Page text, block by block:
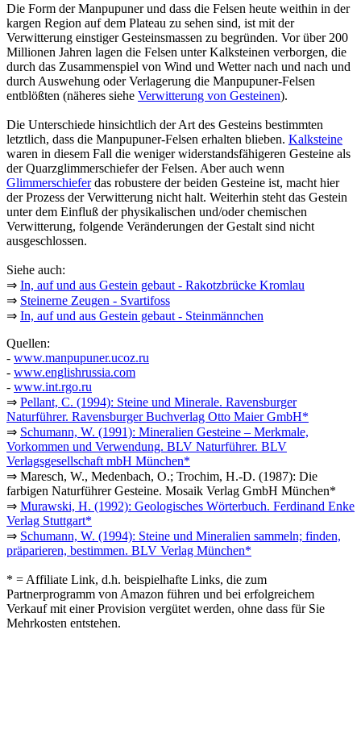
Die Form der Manpupuner und dass die Felsen heute weithin in der
kargen Region auf dem Plateau zu sehen sind, ist mit der
Verwitterung einstiger Gesteinsmassen zu begründen. Vor über 200
Millionen Jahren lagen die Felsen unter Kalksteinen verborgen, die
durch das Zusammenspiel von Wind und Wetter nach und nach und
durch Auswehung oder Verlagerung die Manpupuner-Felsen
entblößten (näheres siehe Verwitterung von Gesteinen).
Die Unterschiede hinsichtlich der Art des Gesteins bestimmten
letztlich, dass die Manpupuner-Felsen erhalten blieben. Kalksteine
waren in diesem Fall die weniger widerstandsfähigeren Gesteine als
der Quarzglimmerschiefer der Felsen. Aber auch wenn
Glimmerschieferdas robustere der beiden Gesteine ist, macht hier
der Prozess der Verwitterung nicht halt. Weiterhin steht das Gestein
unter dem Einfluß der physikalischen und/oder chemischen
Verwitterung, folgende Veränderungen der Gestalt sind nicht
ausgeschlossen.
Siehe auch:
⇒ In, auf und aus Gestein gebaut - Rakotzbrücke Kromlau
⇒ Steinerne Zeugen - Svartifoss
⇒ In, auf und aus Gestein gebaut - Steinmännchen
Quellen:
- www.manpupuner.ucoz.ru
- www.englishrussia.com
- www.int.rgo.ru
⇒ Pellant, C. (1994): Steine und Minerale. Ravensburger
Naturführer. Ravensburger Buchverlag Otto Maier GmbH*
⇒ Schumann, W. (1991): Mineralien Gesteine – Merkmale,
Vorkommen und Verwendung. BLV Naturführer. BLV
Verlagsgesellschaft mbH München*
⇒ Maresch, W., Medenbach, O.; Trochim, H.-D. (1987): Die
farbigen Naturführer Gesteine. Mosaik Verlag GmbH München*
⇒ Murawski, H. (1992): Geologisches Wörterbuch. Ferdinand Enke
Verlag Stuttgart*
⇒ Schumann, W. (1994): Steine und Mineralien sammeln; finden,
präparieren, bestimmen. BLV Verlag München*
* = Affiliate Link, d.h. beispielhafte Links, die zum
Partnerprogramm von Amazon führen und bei erfolgreichem
Verkauf mit einer Provision vergütet werden, ohne dass für Sie
Mehrkosten entstehen.